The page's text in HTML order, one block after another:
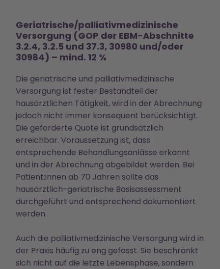
Geriatrische/palliativmedizinische
Versorgung (GOP der EBM-Abschnitte
3.2.4, 3.2.5 und 37.3, 30980 und/oder
30984) – mind. 12 %
Die geriatrische und palliativmedizinische
Versorgung ist fester Bestandteil der
hausärztlichen Tätigkeit, wird in der Abrechnung
jedoch nicht immer konsequent berücksichtigt.
Die geforderte Quote ist grundsätzlich
erreichbar. Voraussetzung ist, dass
entsprechende Behandlungsanlässe erkannt
und in der Abrechnung abgebildet werden. Bei
Patient:innen ab 70 Jahren sollte das
hausärztlich-geriatrische Basisassessment
durchgeführt und entsprechend dokumentiert
werden.
Auch die palliativmedizinische Versorgung wird in
der Praxis häufig zu eng gefasst. Sie beschränkt
sich nicht auf die letzte Lebensphase, sondern